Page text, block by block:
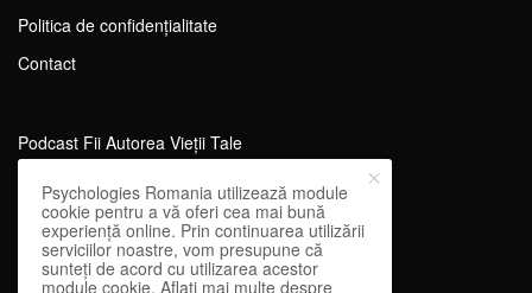
Politica de confidențialitate
Contact
Podcast Fii Autorea Vieții Tale
Evenimente Fii Autoarea Vieții Tale!
SportEdu
Antrenament Mental pentru Sportivi
Psychologies Romania utilizează module
cookie pentru a vă oferi cea mai bună
experiență online. Prin continuarea utilizării
serviciilor noastre, vom presupune că
sunteți de acord cu utilizarea acestor
module cookie. Aflați mai multe despre